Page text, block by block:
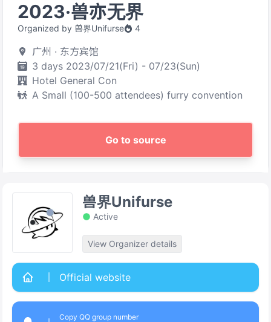
2023·兽亦无界
Organized by 兽界Unifurse 4
广州 · 东方宾馆
3 days 2023/07/21(Fri) - 07/23(Sun)
Hotel General Con
A Small (100-500 attendees) furry convention
Go to source
兽界Unifurse
Active
View Organizer details
Official website
Copy QQ group number